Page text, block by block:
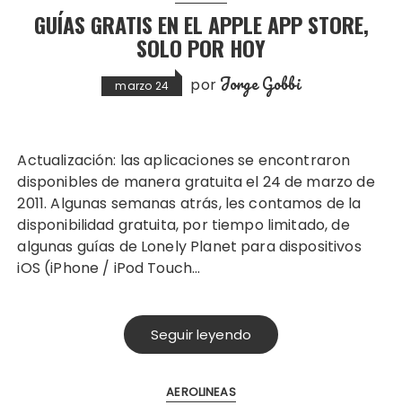
GUÍAS GRATIS EN EL APPLE APP STORE,
SOLO POR HOY
marzo 24 por Jorge Gobbi
Actualización: las aplicaciones se encontraron
disponibles de manera gratuita el 24 de marzo de
2011. Algunas semanas atrás, les contamos de la
disponibilidad gratuita, por tiempo limitado, de
algunas guías de Lonely Planet para dispositivos
iOS (iPhone / iPod Touch…
Seguir leyendo
AEROLINEAS